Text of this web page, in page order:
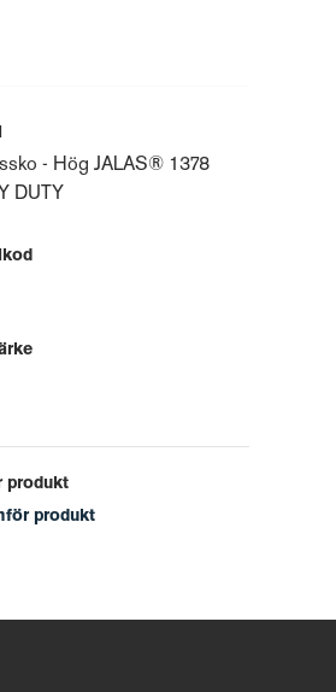
- Hög JALAS® 1378
DUTY
produkt
produkt